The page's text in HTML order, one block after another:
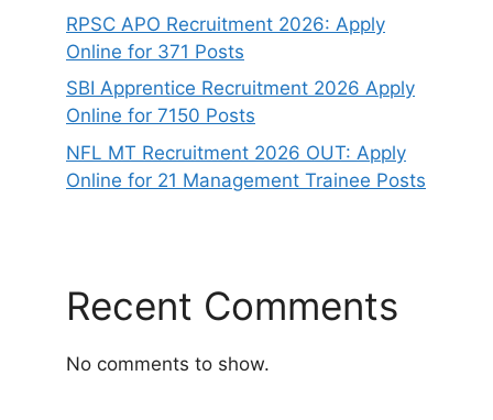
RPSC APO Recruitment 2026: Apply
Online for 371 Posts
SBI Apprentice Recruitment 2026 Apply
Online for 7150 Posts
NFL MT Recruitment 2026 OUT: Apply
Online for 21 Management Trainee Posts
Recent Comments
No comments to show.